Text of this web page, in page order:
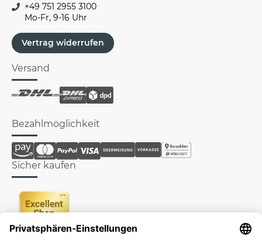
+49 751 2955 3100
Mo-Fr, 9-16 Uhr
Vertrag widerrufen
Versand
Bezahlmöglichkeit
Sicher kaufen